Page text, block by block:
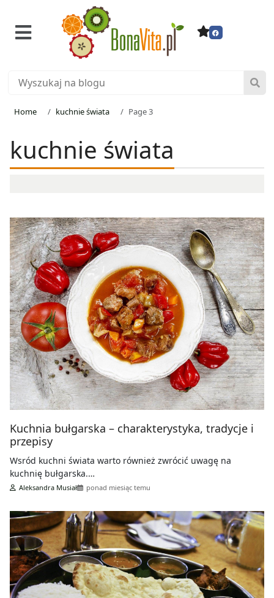
Home kuchnie świata Page 3
kuchnie świata
Kuchnia bułgarska – charakterystyka, tradycje i
przepisy
Wsród kuchni świata warto również zwrócić uwagę na
kuchnię bułgarska.…
Aleksandra Musiał ponad miesiąc temu